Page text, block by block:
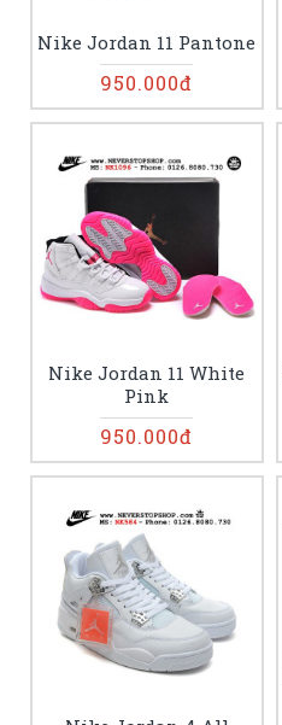
Nike Jordan 11 Pantone
950.000đ
Nike Jordan 11 White
Pink
950.000đ